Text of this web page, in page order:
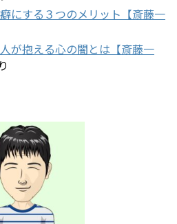
にする３つのメリット【斎藤一
が抱える心の闇とは【斎藤一